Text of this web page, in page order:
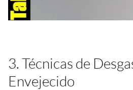
3. Técnicas de
Envejecido